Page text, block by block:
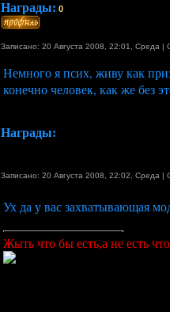
Награды: 0
Записано: 20 Августа 2008, 22:01, Среда |
Немного я псих, живу как
конечно человек, как же без
Награды:
Записано: 20 Августа 2008, 22:02, Среда |
Ух да у вас захватывающая
Жыть что бы есть,а не есть